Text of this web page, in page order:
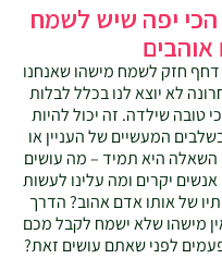
הכי יפה שיש לשמח
דחף חזק לשמח מישהו שאנחנו
לא יוצא לנו בכלל לבלות
טובה שילדה. זה יכול להיות
המעשיים של העניין או
השאלה היא תמיד – מה עושים
יקרים ומה עלינו לעשות
של אותו אדם אהוב? הדרך
מישהו שלא ישמח לקבל מכם
לפני שאתם עושים זאת?